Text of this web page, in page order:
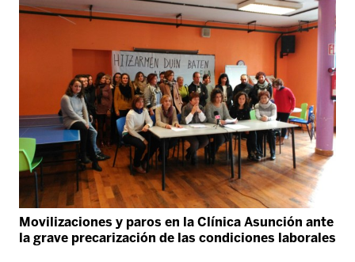
Movilizaciones y paros en la Clínica Asunción ante
la grave precarización de las condiciones laborales